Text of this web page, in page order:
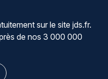
sur le site jds.fr.
de nos 3 000 000